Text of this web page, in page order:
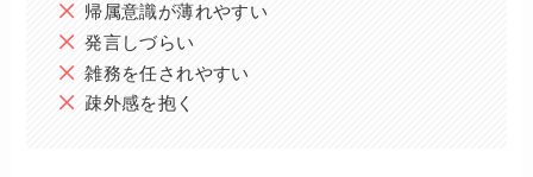
帰属意識が薄れやすい
発言しづらい
雑務を任されやすい
疎外感を抱く